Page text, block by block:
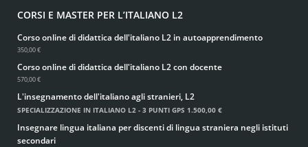
CORSI E MASTER PER L’ITALIANO L2
Corso online di didattica dell'italiano L2 in autoapprendimento
350,00 €
Corso online di didattica dell'italiano L2 con docente
570,00 €
L'insegnamento dell'italiano agli stranieri, L2
SPECIALIZZAZIONE IN ITALIANO L2 - 3 PUNTI GPS 1.500,00 €
Insegnare lingua italiana per discenti di lingua straniera negli istituti
secondari